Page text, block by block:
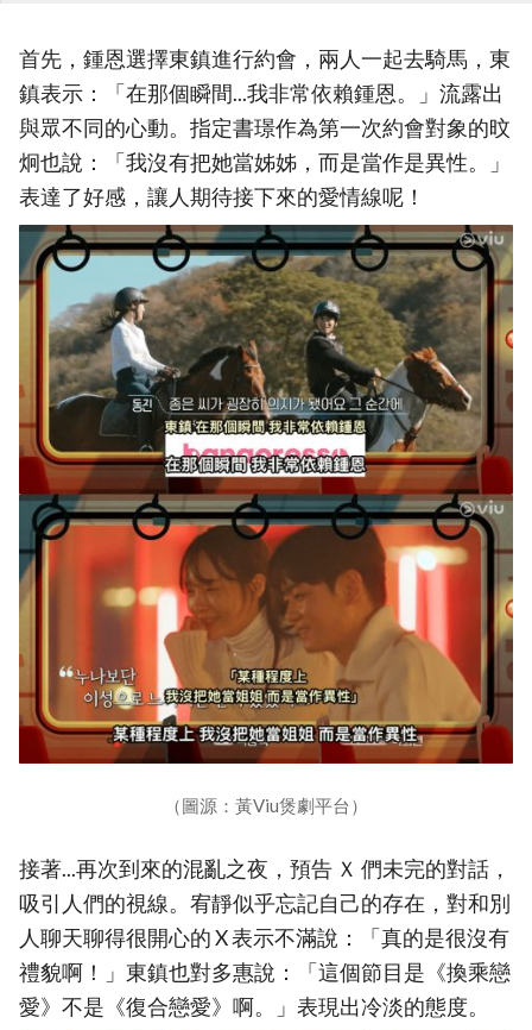
首先，鍾恩選擇東鎮進行約會，兩人一起去騎馬，東
鎮表示：「在那個瞬間...我非常依賴鍾恩。」流露出
與眾不同的心動。指定書璟作為第一次約會對象的旼
炯也說：「我沒有把她當姊姊，而是當作是異性。」
表達了好感，讓人期待接下來的愛情線呢！
（圖源：黃Viu煲劇平台）
接著...再次到來的混亂之夜，預告 Ｘ 們未完的對話，
吸引人們的視線。宥靜似乎忘記自己的存在，對和別
人聊天聊得很開心的 X 表示不滿說：「真的是很沒有
禮貌啊！」東鎮也對多惠說：「這個節目是《換乘戀
愛》不是《復合戀愛》啊。」表現出冷淡的態度。